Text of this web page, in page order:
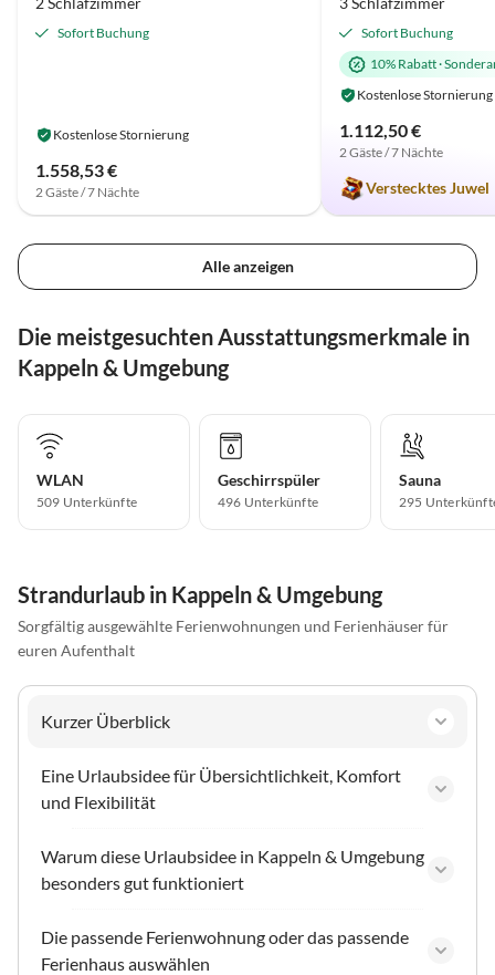
Sofort Buchung
Kostenlose Stornierung
1.558,53 €
2 Gäste / 7 Nächte
Sofort Buchung
10% Rabatt·
Kostenlose Stornierung
1.112,50 €
2 Gäste / 7 Nächte
Verstecktes Juwel
Alle anzeigen
Die meistgesuchten Ausstattungsmerkmale in
Kappeln & Umgebung
WLAN
509 Unterkünfte
Geschirrspüler
496 Unterkünfte
Sauna
295
Strandurlaub in Kappeln & Umgebung
Sorgfältig ausgewählte Ferienwohnungen und Ferienhäuser für
euren Aufenthalt
Kurzer Überblick
Eine Urlaubsidee für Übersichtlichkeit, Komfort
und Flexibilität
Warum diese Urlaubsidee in Kappeln & Umgebung
besonders gut funktioniert
Die passende Ferienwohnung oder das passende
Ferienhaus auswählen